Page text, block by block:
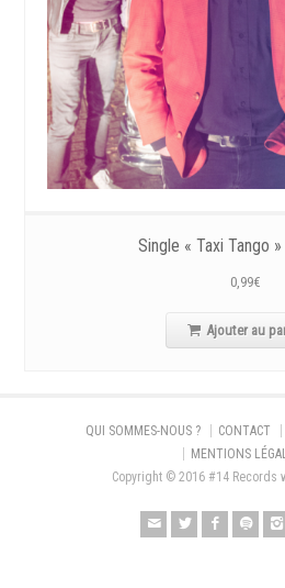
Single « Taxi Tango »
0,99€
Ajouter au
QUI SOMMES-NOUS ? CONTACT
MENTIONS
Copyright © 2016 #14 Records